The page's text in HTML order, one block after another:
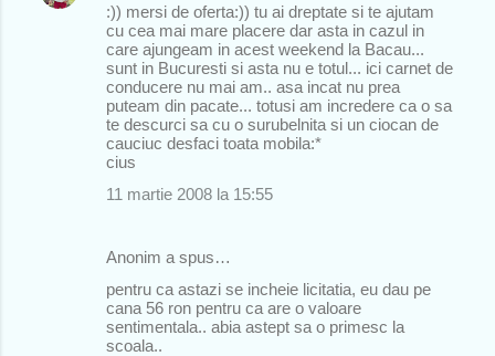
:)) mersi de oferta:)) tu ai dreptate si te ajutam
cu cea mai mare placere dar asta in cazul in
care ajungeam in acest weekend la Bacau...
sunt in Bucuresti si asta nu e totul... ici carnet de
conducere nu mai am.. asa incat nu prea
puteam din pacate... totusi am incredere ca o sa
te descurci sa cu o surubelnita si un ciocan de
cauciuc desfaci toata mobila:*
cius
11 martie 2008 la 15:55
Anonim a spus…
pentru ca astazi se incheie licitatia, eu dau pe
cana 56 ron pentru ca are o valoare
sentimentala.. abia astept sa o primesc la
scoala..